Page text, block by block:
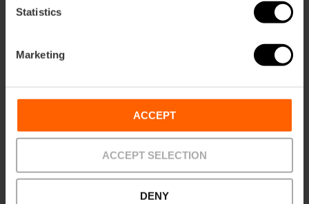
Statistics
Marketing
ACCEPT
ACCEPT SELECTION
DENY
intéresser